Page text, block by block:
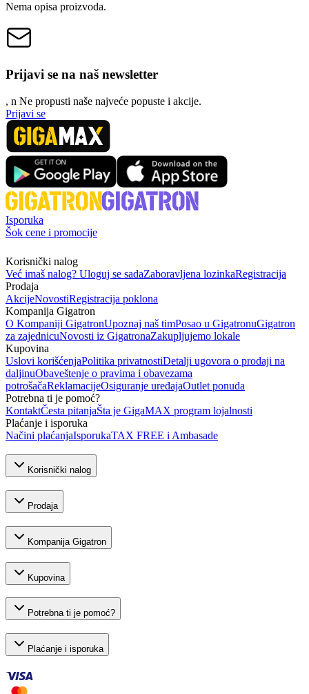
Nema opisa proizvoda.
Prijavi se na naš newsletter
, n Ne propusti naše najveće popuste i akcije.
Prijavi se
Isporuka
Šok cene i promocije
Korisnički nalog
Već imaš nalog? Uloguj se sadaZaboravljena lozinkaRegistracija
Prodaja
AkcijeNovostiRegistracija poklona
Kompanija Gigatron
O Kompaniji GigatronUpoznaj naš timPosao u GigatronuGigatron
za zajednicuNovosti iz GigatronaZakupljujemo lokale
Kupovina
Uslovi korišćenjaPolitika privatnostiDetalji ugovora o prodaji na
daljinuObaveštenje o pravima i obavezama
potrošačaReklamacijeOsiguranje uređajaOutlet ponuda
Potrebna ti je pomoć?
KontaktČesta pitanjaŠta je GigaMAX program lojalnosti
Plaćanje i isporuka
Načini plaćanjaIsporukaTAX FREE i Ambasade
Korisnički nalog
Prodaja
Kompanija Gigatron
Kupovina
Potrebna ti je pomoć?
Plaćanje i isporuka